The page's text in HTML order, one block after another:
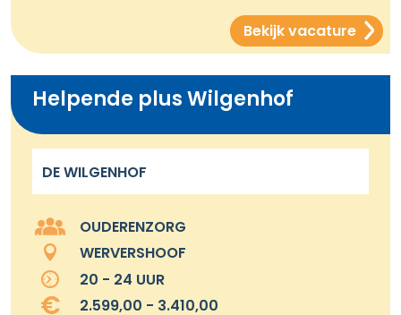
Bekijk vacature
Helpende plus Wilgenhof
DE WILGENHOF
OUDERENZORG
WERVERSHOOF
20 - 24 UUR
2.599,00 - 3.410,00